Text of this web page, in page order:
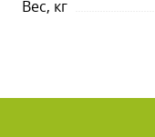
Вес, кг